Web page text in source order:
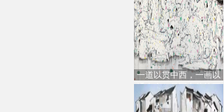
一道以贯中西，一画以
通古今：吴冠中的绘画
创